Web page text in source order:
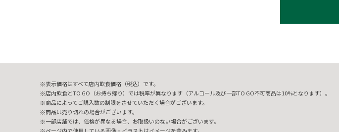
表示価格はすべて店内飲食価格（税込）です。
店内飲食とTO GO（お持ち帰り）では税率が異なります（アルコール及び一部TO GO不可商品は10%となります）。
商品によってご購入数の制限をさせていただく場合がございます。
商品は売り切れの場合がございます。
一部店舗では、価格が異なる場合、お取扱いのない場合がございます。